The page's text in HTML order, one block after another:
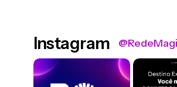
Instagram